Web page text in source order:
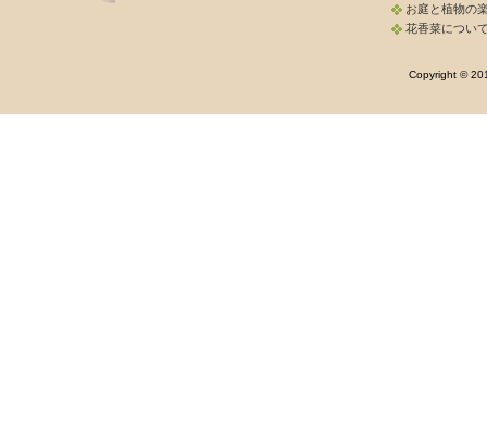
お庭と植物の
花香菜につい
Copyright ©